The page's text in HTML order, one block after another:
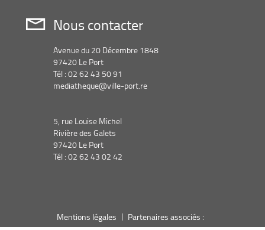
Nous contacter
Avenue du 20 Décembre 1848
97420 Le Port
Tél : 02 62 43 50 91
mediatheque@ville-port.re
5, rue Louise Michel
Rivière des Galets
97420 Le Port
Tél : 02 62 43 02 42
Mentions légales Partenaires associés :